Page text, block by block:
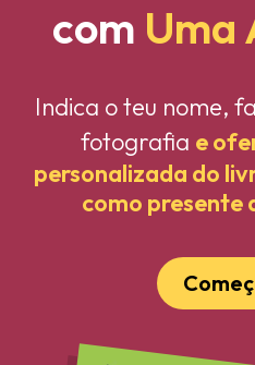
com Uma
Indica o teu nome,
fotografia e
personalizada do
como presente